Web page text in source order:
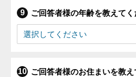
ご回答者様の年齢を教えてく
ご回答者様のお住まいを教え